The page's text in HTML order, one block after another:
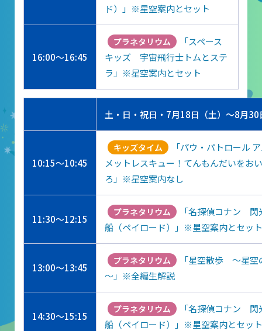
ミュージアムショップ
あそびの部屋
マルチメディアコーナー
常設展示室
サイエンスショーブース
中庭テラス
作品展
科学作品展
科学館で働きたい方へ
ド）」※星空案内とセット
16:00～16:45
プラネタリウム
「スペース
キッズ 宇宙飛行士トムとステ
ラ」※星空案内とセット
土・日・祝日・7月18日（土）～8月30
10:15～10:45
キッズタイム
「パウ・パトロール
メットレスキュー！てんもんだいをお
ろ」※星空案内なし
11:30～12:15
プラネタリウム
「名探偵コナン 閃
船（ペイロード）」※星空案内とセット
13:00～13:45
プラネタリウム
「星空散歩 ～星空
～」※全編生解説
14:30～15:15
プラネタリウム
「名探偵コナン 閃
船（ペイロード）」※星空案内とセット